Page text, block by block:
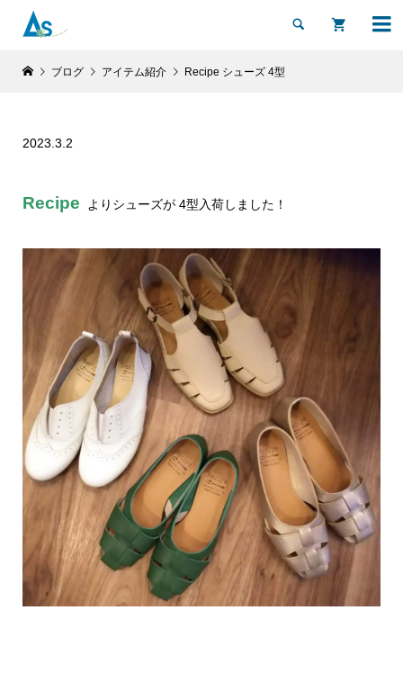
 
ブログ アイテム紹介 Recipe シューズ 4型
2023.3.2
Recipe よりシューズが 4型入荷しました！